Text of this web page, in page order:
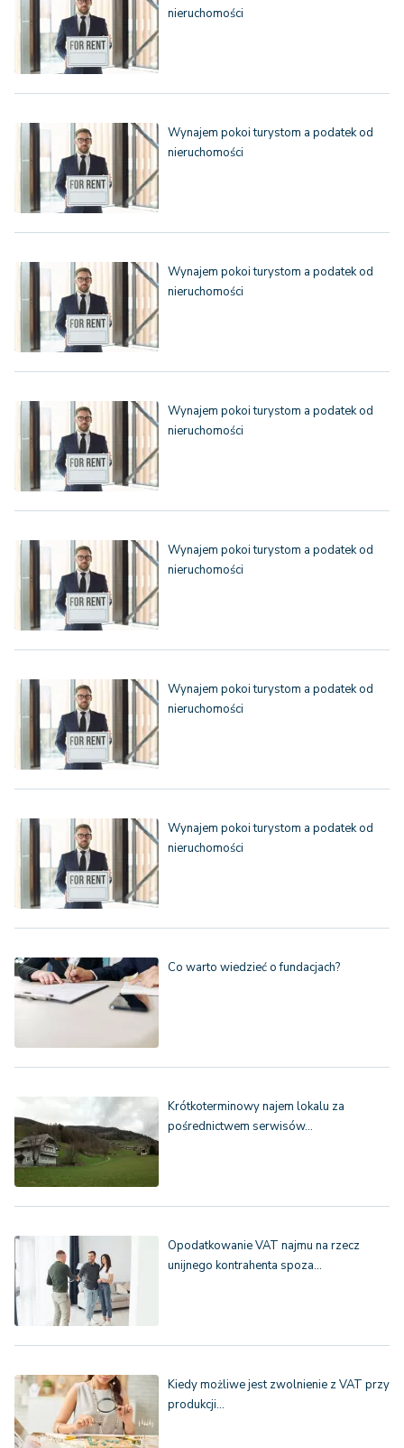
nieruchomości
Wynajem pokoi turystom a podatek od
nieruchomości
Wynajem pokoi turystom a podatek od
nieruchomości
Wynajem pokoi turystom a podatek od
nieruchomości
Wynajem pokoi turystom a podatek od
nieruchomości
Wynajem pokoi turystom a podatek od
nieruchomości
Wynajem pokoi turystom a podatek od
nieruchomości
Co warto wiedzieć o fundacjach?
Krótkoterminowy najem lokalu za
pośrednictwem serwisów…
Opodatkowanie VAT najmu na rzecz
unijnego kontrahenta spoza…
Kiedy możliwe jest zwolnienie z VAT przy
produkcji…